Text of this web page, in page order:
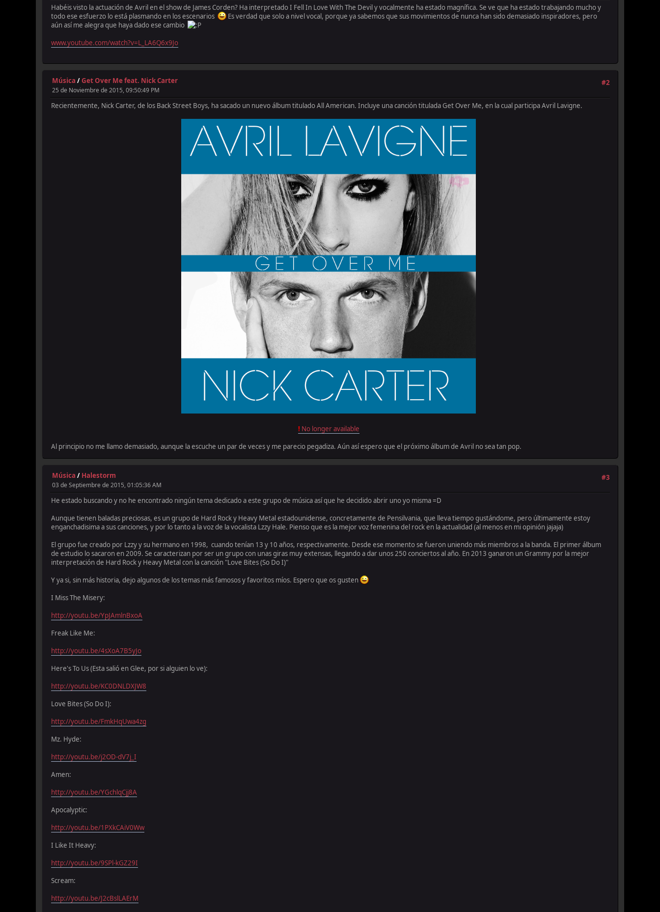
Habéis visto la actuación de Avril en el show de James Corden? Ha interpretado I Fell In Love With The Devil y vocalmente ha estado magnífica. Se ve que ha estado trabajando mucho y
todo ese esfuerzo lo está plasmando en los escenarios
Es verdad que solo a nivel vocal, porque ya sabemos que sus movimientos de nunca han sido demasiado inspiradores, pero
aún así me alegra que haya dado ese cambio
www.youtube.com/watch?v=L_LA6Q6x9Jo
#2
Música /Get Over Me feat. Nick Carter
25 de Noviembre de 2015, 09:50:49 PM
Recientemente, Nick Carter, de los Back Street Boys, ha sacado un nuevo álbum titulado All American. Incluye una canción titulada Get Over Me, en la cual participa Avril Lavigne.
! No longer available
Al principio no me llamo demasiado, aunque la escuche un par de veces y me parecio pegadiza. Aún así espero que el próximo álbum de Avril no sea tan pop.
#3
Música / Halestorm
03 de Septiembre de 2015, 01:05:36 AM
He estado buscando y no he encontrado ningún tema dedicado a este grupo de música así que he decidido abrir uno yo misma =D
Aunque tienen baladas preciosas, es un grupo de Hard Rock y Heavy Metal estadounidense, concretamente de Pensilvania, que lleva tiempo gustándome, pero últimamente estoy
enganchadisima a sus canciones, y por lo tanto a la voz de la vocalista Lzzy Hale. Pienso que es la mejor voz femenina del rock en la actualidad (al menos en mi opinión jajaja)
El grupo fue creado por Lzzy y su hermano en 1998, cuando tenían 13 y 10 años, respectivamente. Desde ese momento se fueron uniendo más miembros a la banda. El primer álbum
de estudio lo sacaron en 2009. Se caracterizan por ser un grupo con unas giras muy extensas, llegando a dar unos 250 conciertos al año. En 2013 ganaron un Grammy por la mejor
interpretación de Hard Rock y Heavy Metal con la canción "Love Bites (So Do I)"
Y ya si, sin más historia, dejo algunos de los temas más famosos y favoritos míos. Espero que os gusten
I Miss The Misery:
http://youtu.be/YpJAmlnBxoA
Freak Like Me:
http://youtu.be/4sXoA7B5yJo
Here's To Us (Esta salió en Glee, por si alguien lo ve):
http://youtu.be/KC0DNLDXJW8
Love Bites (So Do I):
http://youtu.be/FmkHqUwa4zg
Mz. Hyde:
http://youtu.be/j2OD-dV7j_I
Amen:
http://youtu.be/YGchlqCjj8A
Apocalyptic:
http://youtu.be/1PXkCAiV0Ww
I Like It Heavy:
http://youtu.be/9SPl-kGZ29I
Scream:
http://youtu.be/J2cBslLAErM